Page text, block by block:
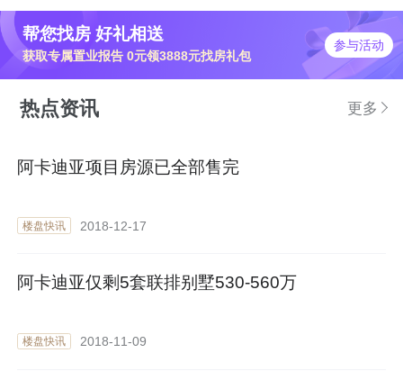
帮您找房 好礼相送
获取专属置业报告 0元领3888元找房礼包
参与活动
热点资讯 更多
阿卡迪亚项目房源已全部售完
楼盘快讯 2018-12-17
阿卡迪亚仅剩5套联排别墅530-560万
楼盘快讯 2018-11-09